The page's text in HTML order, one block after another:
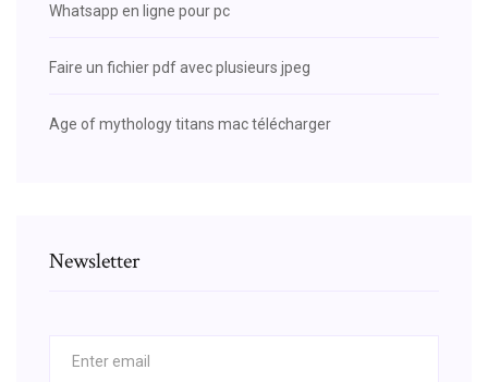
Whatsapp en ligne pour pc
Faire un fichier pdf avec plusieurs jpeg
Age of mythology titans mac télécharger
Newsletter